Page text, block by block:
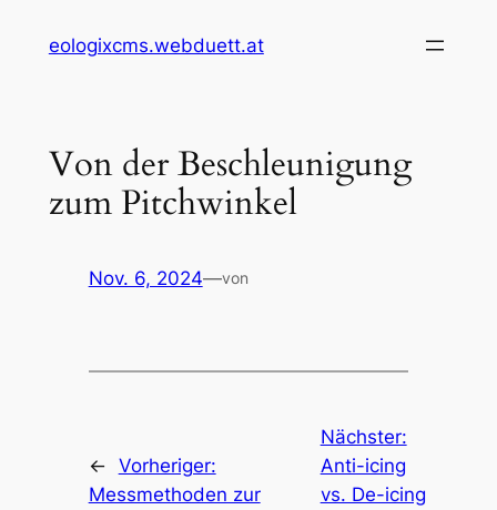
Inhalteologixcms.webduett.at
Von der Beschleunigung
zum Pitchwinkel
Nov. 6, 2024—von
← Vorheriger:
Messmethoden zur
Nächster:
Anti-icing
vs. De-icing